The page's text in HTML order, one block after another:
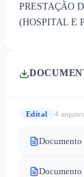
PRESTAÇÃO
(HOSPITAL E
Edital 4arquivo
Documento
Documento